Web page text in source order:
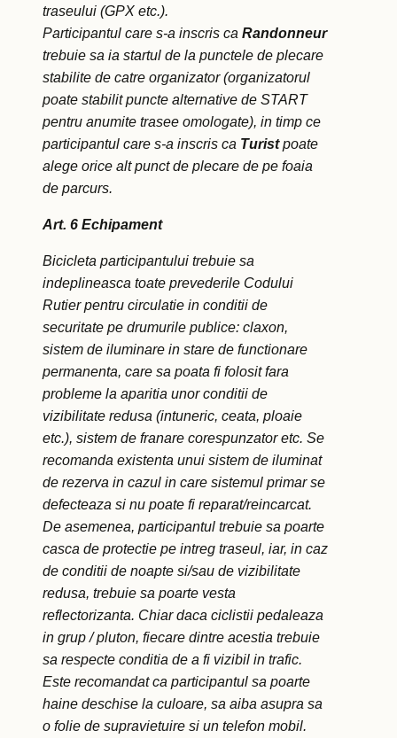
traseului (GPX etc.).
Participantul care s-a inscris ca Randonneur
trebuie sa ia startul de la punctele de plecare
stabilite de catre organizator (organizatorul
poate stabilit puncte alternative de START
pentru anumite trasee omologate), in timp ce
participantul care s-a inscris ca Turistpoate
alege orice alt punct de plecare de pe foaia
de parcurs.
Art. 6 Echipament
Bicicleta participantului trebuie sa
indeplineasca toate prevederile Codului
Rutier pentru circulatie in conditii de
securitate pe drumurile publice: claxon,
sistem de iluminare in stare de functionare
permanenta, care sa poata fi folosit fara
probleme la aparitia unor conditii de
vizibilitate redusa (intuneric, ceata, ploaie
etc.), sistem de franare corespunzator etc. Se
recomanda existenta unui sistem de iluminat
de rezerva in cazul in care sistemul primar se
defecteaza si nu poate fi reparat/reincarcat.
De asemenea, participantul trebuie sa poarte
casca de protectie pe intreg traseul, iar, in caz
de conditii de noapte si/sau de vizibilitate
redusa, trebuie sa poarte vesta
reflectorizanta. Chiar daca ciclistii pedaleaza
in grup / pluton, fiecare dintre acestia trebuie
sa respecte conditia de a fi vizibil in trafic.
Este recomandat ca participantul sa poarte
haine deschise la culoare, sa aiba asupra sa
o folie de supravietuire si un telefon mobil.